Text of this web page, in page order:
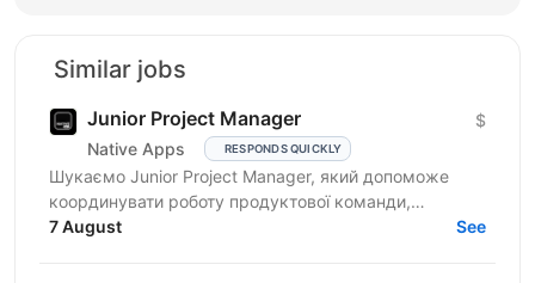
Similar jobs
Junior Project Manager
Native Apps RESPONDS QUICKLY
$
Шукаємо Junior Project Manager, який допоможе
координувати роботу продуктової команди,
операційного відділу та команди контенту, щоб
7 August See